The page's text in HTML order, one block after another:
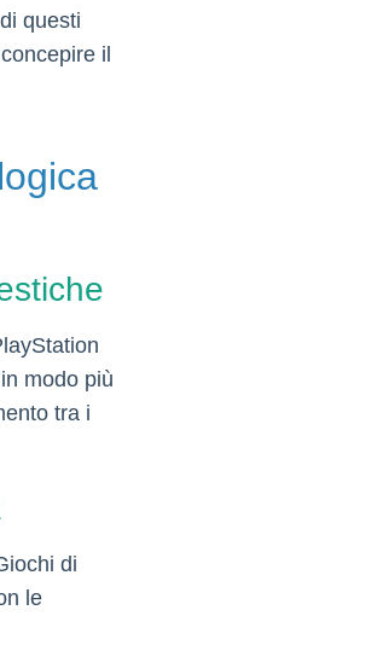
questi
il
modo più
tra i
di
le